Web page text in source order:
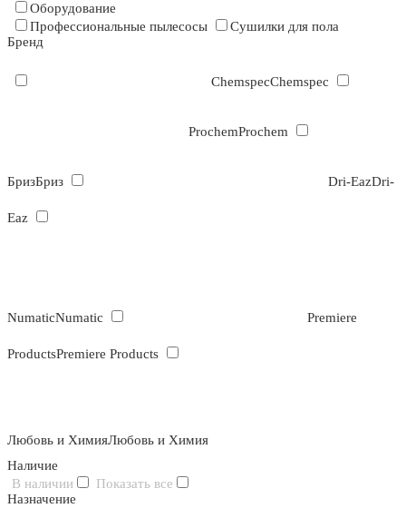
Оборудование
Профессиональные пылесосы
Сушилки для пола
Бренд
ChemspecChemspec
ProchemProchem
БризБриз Dri-EazDri-
Eaz
NumaticNumatic Premiere
ProductsPremiere Products
Любовь и ХимияЛюбовь и Химия
Наличие
В наличии
Показать все
Назначение